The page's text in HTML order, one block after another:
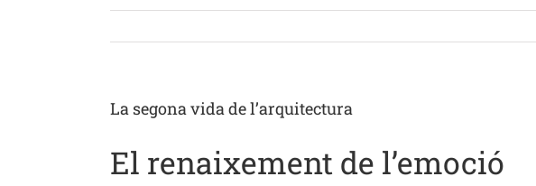
La segona vida de l’arquitectura
El renaixement de l’emoció